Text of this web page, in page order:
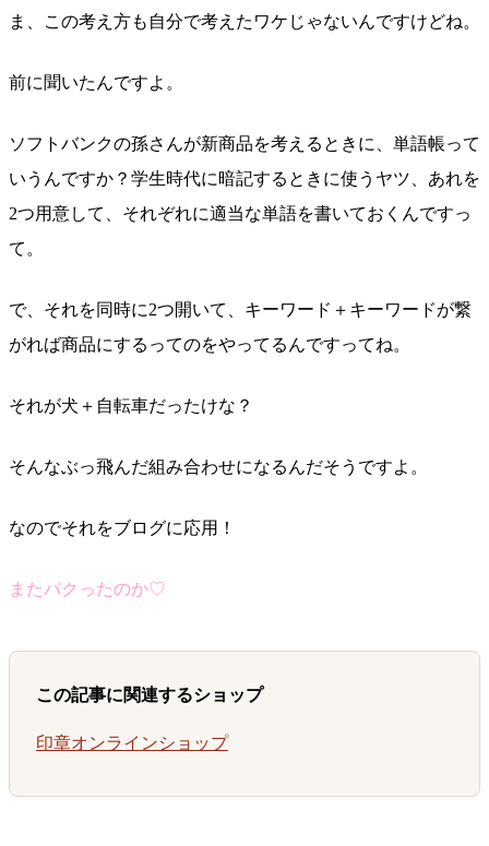
ま、この考え方も自分で考えたワケじゃないんですけどね。
前に聞いたんですよ。
ソフトバンクの孫さんが新商品を考えるときに、単語帳って
いうんですか？学生時代に暗記するときに使うヤツ、あれを
2つ用意して、それぞれに適当な単語を書いておくんですっ
て。
で、それを同時に2つ開いて、キーワード＋キーワードが繋
がれば商品にするってのをやってるんですってね。
それが犬＋自転車だったけな？
そんなぶっ飛んだ組み合わせになるんだそうですよ。
なのでそれをブログに応用！
またパクったのか♡
この記事に関連するショップ
印章オンラインショップ